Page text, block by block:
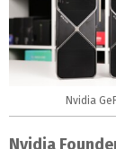
Nvidia
Nvidia